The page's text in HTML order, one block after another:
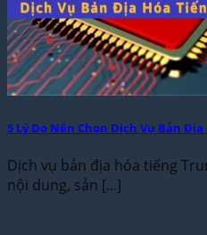
5 Lý Do Nên Chọn Dịch Vụ Bản
Dịch vụ bản địa hóa tiếng
nội dung, sản [...]